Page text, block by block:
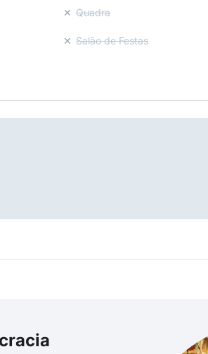
Quadra
Salão de Festas